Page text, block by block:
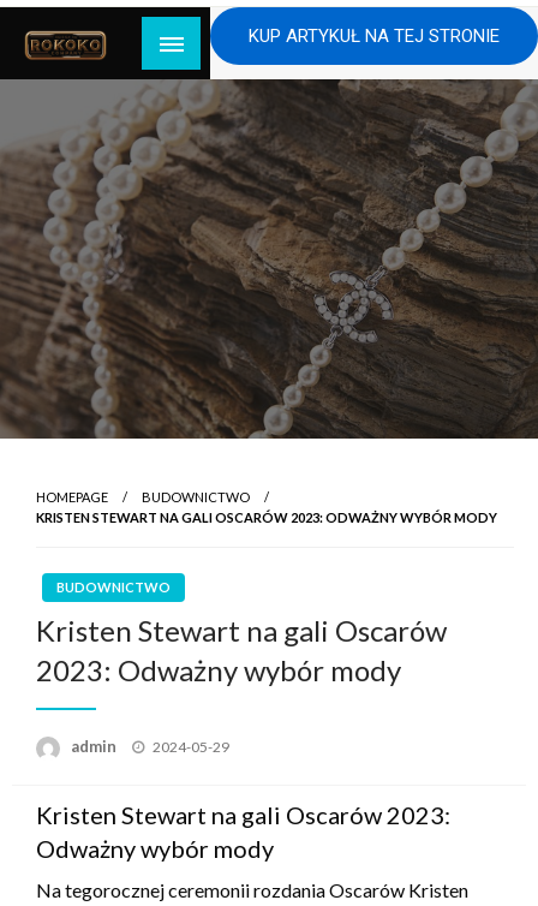
Skip
content
KUP ARTYKUŁ NA TEJ STRONIE
HOMEPAGE
BUDOWNICTWO
KRISTEN STEWART NA GALI OSCARÓW 2023: ODWAŻNY WYBÓR MODY
BUDOWNICTWO
Kristen Stewart na gali Oscarów
2023: Odważny wybór mody
admin
Posted
2024-05-29
Kristen Stewart na gali Oscarów 2023:
Odważny wybór mody
Na tegorocznej ceremonii rozdania Oscarów Kristen